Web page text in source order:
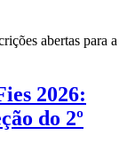
2026:
do 2º